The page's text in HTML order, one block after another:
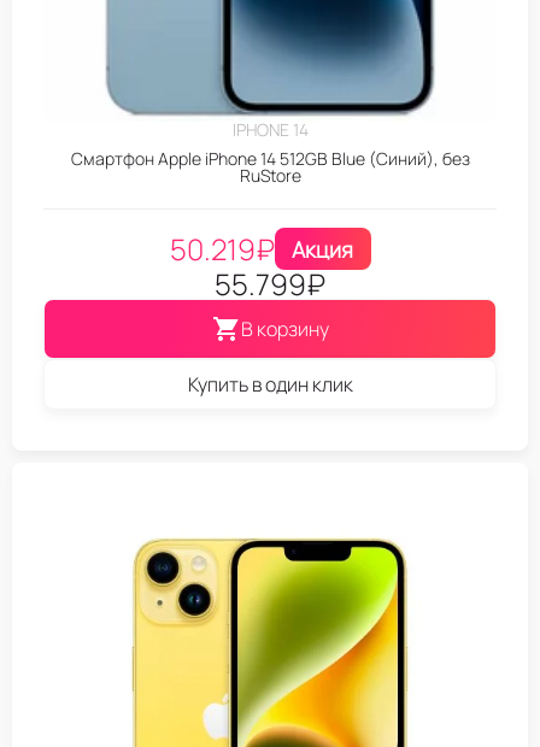
IPHONE 14
Смартфон Apple iPhone 14 512GB Blue (Синий), без
RuStore
50.219₽ Акция
55.799₽
В корзину
Купить в один клик